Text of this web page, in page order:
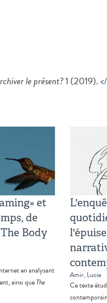
le présent?1 (2019).
et
de
Body
en analysant
ainsi queThe
Amir, Lucie
Ce texte